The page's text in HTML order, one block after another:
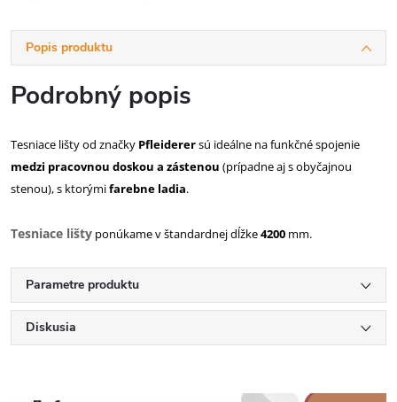
Popis produktu
Podrobný popis
Tesniace lišty od značky Pfleiderersú ideálne na funkčné spojenie
medzi pracovnou doskou a zástenou (prípadne aj s obyčajnou
stenou), s ktorýmifarebne ladia.
Tesniace lišty ponúkame v štandardnej dĺžke4200 mm.
Parametre produktu
Diskusia